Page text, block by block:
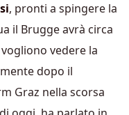
, pronti a spingere la
il Brugge avrà circa
vedere la
dopo il
Graz nella scorsa